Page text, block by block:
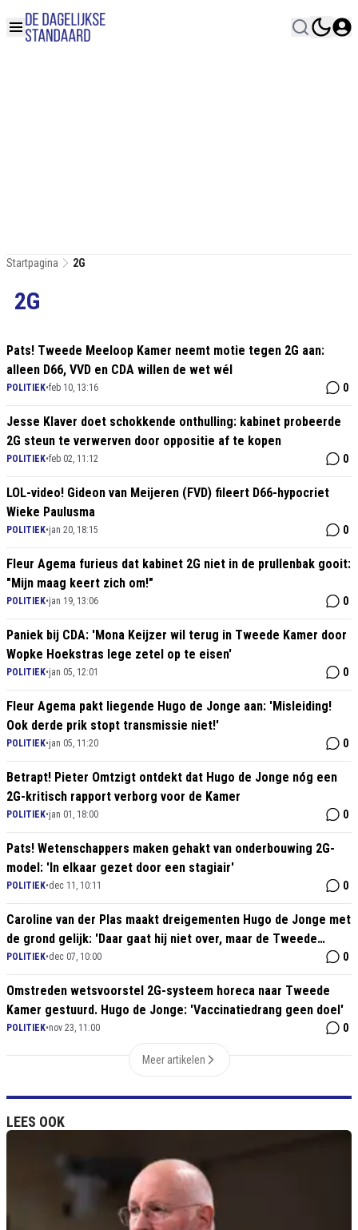
Startpagina 2G
2G
Pats! Tweede Meeloop Kamer neemt motie tegen 2G aan:
alleen D66, VVD en CDA willen de wet wél
POLITIEK•feb 10, 13:16 0
Jesse Klaver doet schokkende onthulling: kabinet probeerde
2G steun te verwerven door oppositie af te kopen
POLITIEK•feb 02, 11:12 0
LOL-video! Gideon van Meijeren (FVD) fileert D66-hypocriet
Wieke Paulusma
POLITIEK•jan 20, 18:15 0
Fleur Agema furieus dat kabinet 2G niet in de prullenbak gooit:
"Mijn maag keert zich om!"
POLITIEK•jan 19, 13:06 0
Paniek bij CDA: 'Mona Keijzer wil terug in Tweede Kamer door
Wopke Hoekstras lege zetel op te eisen'
POLITIEK•jan 05, 12:01 0
Fleur Agema pakt liegende Hugo de Jonge aan: 'Misleiding!
Ook derde prik stopt transmissie niet!'
POLITIEK•jan 05, 11:20 0
Betrapt! Pieter Omtzigt ontdekt dat Hugo de Jonge nóg een
2G-kritisch rapport verborg voor de Kamer
POLITIEK•jan 01, 18:00 0
Pats! Wetenschappers maken gehakt van onderbouwing 2G-
model: 'In elkaar gezet door een stagiair'
POLITIEK•dec 11, 10:11 0
Caroline van der Plas maakt dreigementen Hugo de Jonge met
de grond gelijk: 'Daar gaat hij niet over, maar de Tweede
Kamer'
POLITIEK•dec 07, 10:00 0
Omstreden wetsvoorstel 2G-systeem horeca naar Tweede
Kamer gestuurd. Hugo de Jonge: 'Vaccinatiedrang geen doel'
POLITIEK•nov 23, 11:00 0
Meer artikelen
LEES OOK